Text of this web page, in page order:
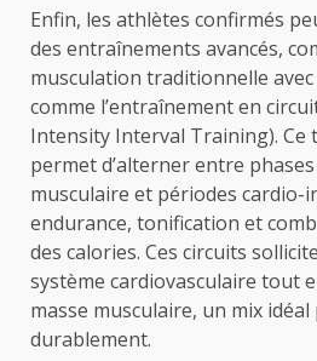
Enfin, les athlètes confirmés
des entraînements avancés,
musculation traditionnelle
comme l’entraînement en
Intensity Interval Training). Ce
permet d’alterner entre
musculaire et périodes cardio-
endurance, tonification et
des calories. Ces circuits
système cardiovasculaire tout
masse musculaire, un mix
durablement.